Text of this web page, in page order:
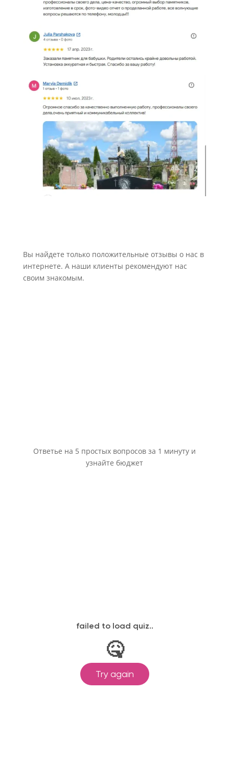
Вы найдете только положительные отзывы о нас в
интернете. А наши клиенты рекомендуют нас
своим знакомым.
Ответье на 5 простых вопросов за 1 минуту и
узнайте бюджет